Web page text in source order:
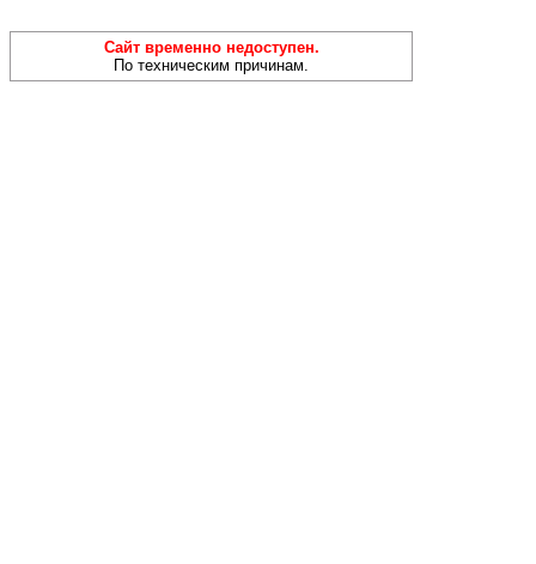
Сайт временно недоступен.
По техническим причинам.